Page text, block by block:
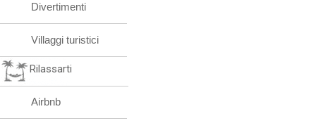
Divertimenti
Villaggi turistici
Rilassarti
Airbnb